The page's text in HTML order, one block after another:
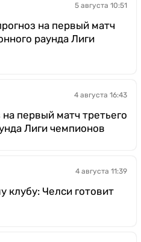
5 августа 10:51
на первый матч
раунда Лиги
4 августа 16:43
первый матч третьего
Лиги чемпионов
4 августа 11:39
клубу: Челси готовит